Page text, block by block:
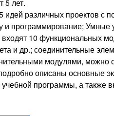
5 лет.
идей различных проектов с
и программирование; Умные
входят 10 функциональных
и др.; соединительные
модулями, можно
описаны основные
учебной программы, а